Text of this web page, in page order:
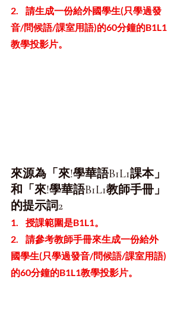
2.    請生成一份給外國學生(只學過發
音/問候語/課室用語)的60分鐘的B1L1
教學投影片。
來源為「來!學華語B1L1課本」
和「來!學華語B1L1教師手冊」
的提示詞2
1.    授課範圍是B1L1。
2.    請參考教師手冊來生成一份給外
國學生(只學過發音/問候語/課室用語)
的60分鐘的B1L1教學投影片。